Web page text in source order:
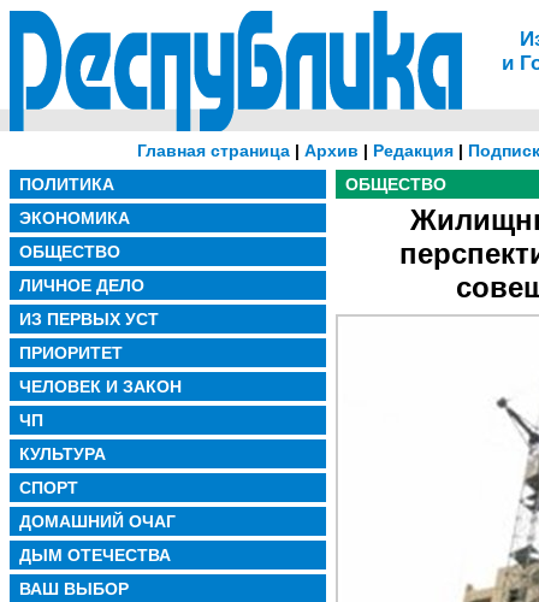
и
Главная страница| Архив | Редакция|
ПОЛИТИКА
ЭКОНОМИКА
ОБЩЕСТВО
ЛИЧНОЕ ДЕЛО
ИЗ ПЕРВЫХ УСТ
ПРИОРИТЕТ
ЧЕЛОВЕК И ЗАКОН
ЧП
КУЛЬТУРА
СПОРТ
ДОМАШНИЙ ОЧАГ
ДЫМ ОТЕЧЕСТВА
ВАШ ВЫБОР
ОБЩЕСТВО